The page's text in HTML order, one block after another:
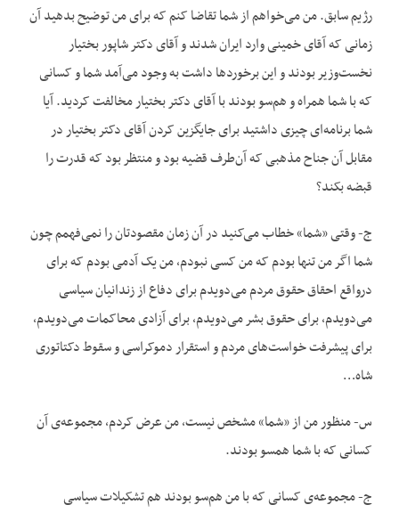
رژیم سابق. من می‌خواهم از شما تقاضا کنم که برای من توضیح بدهید آن
زمانی که آقای خمینی وارد ایران شدند و آقای دکتر شاپور بختیار
نخست‌وزیر بودند و این برخوردها داشت به وجود می‌آمد شما و کسانی
که با شما همراه و هم‌سو بودند با آقای دکتر بختیار مخالفت کردید. آیا
شما برنامه‌ای چیزی داشتید برای جایگزین کردن آقای دکتر بختیار در
مقابل آن جناح مذهبی که آن‌طرف قضیه بود و منتظر بود که قدرت را
قبضه بکند؟
ج- وقتی «شما» خطاب می‌کنید در آن زمان مقصودتان را نمی‌فهمم چون
شما اگر من تنها بودم که من کسی نبودم، من یک آدمی بودم که برای
درواقع احقاق حقوق مردم می‌دویدم برای دفاع از زندانیان سیاسی
می‌دویدم، برای حقوق بشر می‌دویدم، برای آزادی محاکمات می‌دویدم،
برای پیشرفت خواست‌های مردم و استقرار دموکراسی و سقوط دکتاتوری
شاه…
س- منظور من از «شما» مشخص نیست، من عرض کردم، مجموعه‌ی آن
کسانی که با شما همسو بودند.
ج- مجموعه‌ی کسانی که با من هم‌سو بودند هم تشکیلات سیاسی